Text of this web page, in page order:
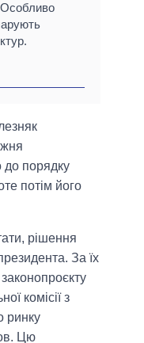
до порядку
потім його
рішення
За їх
комісії з
ринку
Цю